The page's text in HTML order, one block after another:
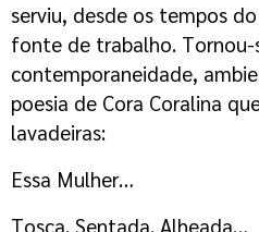
serviu, desde os tempos
fonte de trabalho. Tornou-
contemporaneidade,
poesia de Cora Coralina
lavadeiras:
Essa Mulher…
Tosca. Sentada. Alheada…